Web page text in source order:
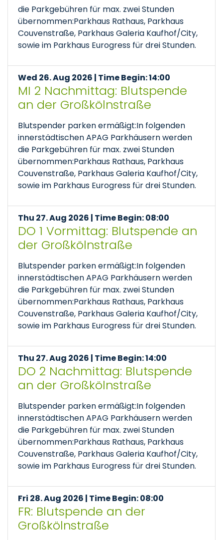
die Parkgebühren für max. zwei Stunden
übernommen:Parkhaus Rathaus, Parkhaus
Couvenstraße, Parkhaus Galeria Kaufhof/City,
sowie im Parkhaus Eurogress für drei Stunden.
Wed 26. Aug 2026 | Time Begin: 14:00
MI 2 Nachmittag: Blutspende
an der Großkölnstraße
Blutspender parken ermäßigt:In folgenden
innerstädtischen APAG Parkhäusern werden
die Parkgebühren für max. zwei Stunden
übernommen:Parkhaus Rathaus, Parkhaus
Couvenstraße, Parkhaus Galeria Kaufhof/City,
sowie im Parkhaus Eurogress für drei Stunden.
Thu 27. Aug 2026 | Time Begin: 08:00
DO 1 Vormittag: Blutspende an
der Großkölnstraße
Blutspender parken ermäßigt:In folgenden
innerstädtischen APAG Parkhäusern werden
die Parkgebühren für max. zwei Stunden
übernommen:Parkhaus Rathaus, Parkhaus
Couvenstraße, Parkhaus Galeria Kaufhof/City,
sowie im Parkhaus Eurogress für drei Stunden.
Thu 27. Aug 2026 | Time Begin: 14:00
DO 2 Nachmittag: Blutspende
an der Großkölnstraße
Blutspender parken ermäßigt:In folgenden
innerstädtischen APAG Parkhäusern werden
die Parkgebühren für max. zwei Stunden
übernommen:Parkhaus Rathaus, Parkhaus
Couvenstraße, Parkhaus Galeria Kaufhof/City,
sowie im Parkhaus Eurogress für drei Stunden.
Fri 28. Aug 2026 | Time Begin: 08:00
FR: Blutspende an der
Großkölnstraße